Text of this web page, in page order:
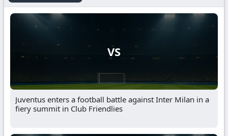
VS
Juventus enters a football battle against Inter Milan in a
fiery summit in Club Friendlies